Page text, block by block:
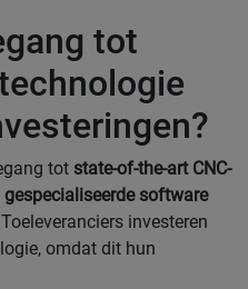
tot
tot state-of-the-art CNC-
software
investeren
omdat dit hun